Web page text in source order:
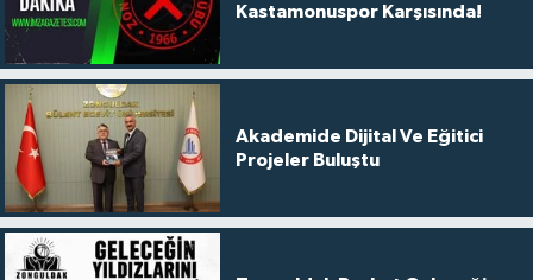
Kastamonuspor Karşısında!
Akademide Dijital Ve Eğitici
Projeler Buluştu